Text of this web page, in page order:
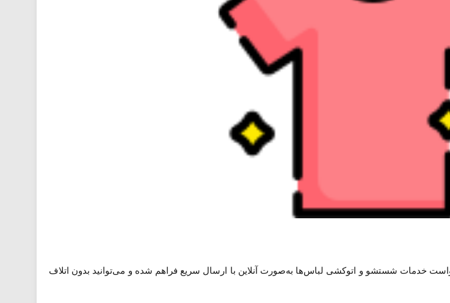
خدمات شستشو و اتوکشی لباس‌ها به‌صورت آنلاین با ارسال سریع فراهم شده و می‌توانید بدون اتلاف